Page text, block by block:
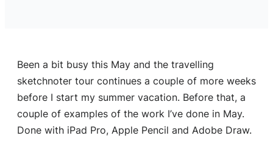
Been a bit busy this May and the travelling
sketchnoter tour continues a couple of more weeks
before I start my summer vacation. Before that, a
couple of examples of the work I’ve done in May.
Done with iPad Pro, Apple Pencil and Adobe Draw.